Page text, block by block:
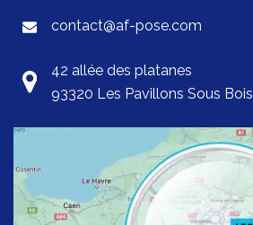
contact@af-pose.com
42 allée des platanes
93320 Les Pavillons Sous Bois